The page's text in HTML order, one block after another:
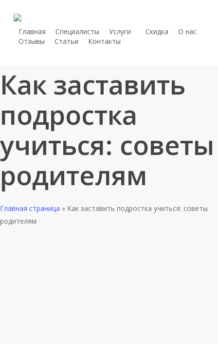
content
Главная Специалисты Услуги Скидка
О нас
Отзывы
Статьи Контакты
Как заставить
подростка
учиться: советы
родителям
Главная страница » Как заставить подростка учиться: советы
родителям